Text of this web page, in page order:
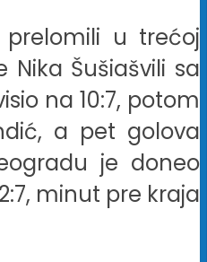
u trećoj
Nika Šušiašvili sa
na 10:7, potom
a pet golova
je doneo
minut pre kraja